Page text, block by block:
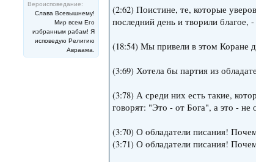
Вероисповедание:
Слава Всевышнему!
Мир всем Его
избранным рабам! Я
исповедую Религию
Авраама.
(2:62) Поистине, те, которые
последний день и творили
(18:54) Мы привели в этом Коране
(3:69) Хотела бы партия из
(3:78) А среди них есть такие,
говорят: "Это - от Бога", а это - не
(3:70) О обладатели писания!
(3:71) О обладатели писания!